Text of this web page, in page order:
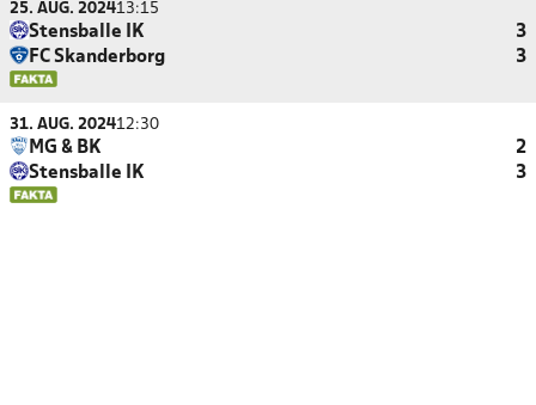
25. AUG. 202413:15
Stensballe IK
3
FC Skanderborg
3
31. AUG. 202412:30
MG & BK
2
Stensballe IK
3